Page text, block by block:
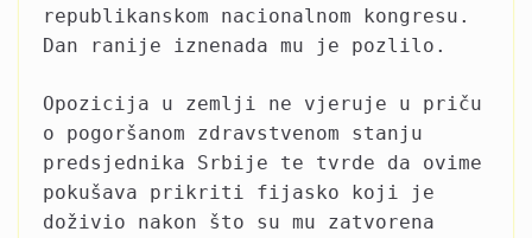
republikanskom nacionalnom kongresu.
Dan ranije iznenada mu je pozlilo.
Opozicija u zemlji ne vjeruje u priču
o pogoršanom zdravstvenom stanju
predsjednika Srbije te tvrde da ovime
pokušava prikriti fijasko koji je
doživio nakon što su mu zatvorena